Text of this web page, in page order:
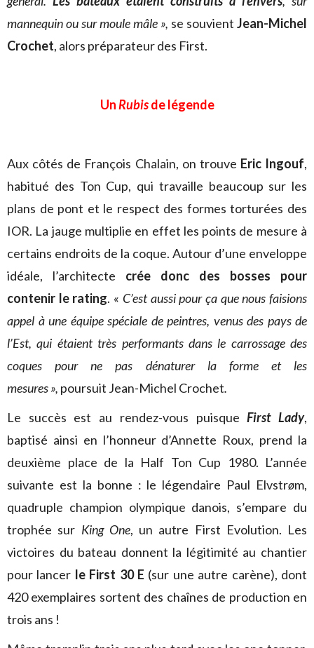
mannequin ou sur moule mâle », se souvient Jean-Michel
Crochet, alors préparateur des First.
UnRubisde légende
Aux côtés de François Chalain, on trouve Eric Ingouf,
habitué des Ton Cup, qui travaille beaucoup sur les
plans de pont et le respect des formes torturées des
IOR. La jauge multiplie en effet les points de mesure à
certains endroits de la coque. Autour d’une enveloppe
idéale, l’architecte crée donc des bosses pour
contenir le rating. « C’est aussi pour ça que nous faisions
appel à une équipe spéciale de peintres, venus des pays de
l’Est, qui étaient très performants dans le carrossage des
coques pour ne pas dénaturer la forme et les
mesures », poursuit Jean-Michel Crochet.
Le succès est au rendez-vous puisqueFirst Lady,
baptisé ainsi en l’honneur d’Annette Roux, prend la
deuxième place de la Half Ton Cup 1980. L’année
suivante est la bonne : le légendaire Paul Elvstrøm,
quadruple champion olympique danois, s’empare du
trophée sur King One, un autre First Evolution. Les
victoires du bateau donnent la légitimité au chantier
pour lancer le First 30 E (sur une autre carène), dont
420 exemplaires sortent des chaînes de production en
trois ans !